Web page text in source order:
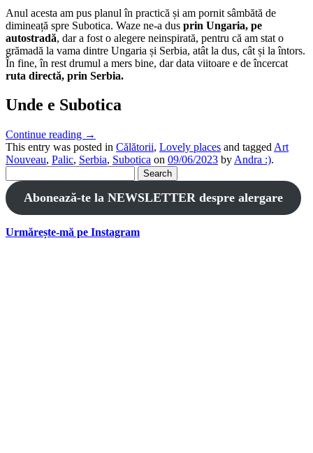
Anul acesta am pus planul în practică și am pornit sâmbătă de
dimineață spre Subotica. Waze ne-a dus prin Ungaria, pe
autostradă, dar a fost o alegere neinspirată, pentru că am stat o
grămadă la vama dintre Ungaria și Serbia, atât la dus, cât și la întors.
În fine, în rest drumul a mers bine, dar data viitoare e de încercat
ruta directă, prin Serbia.
Unde e Subotica
Continue reading →
This entry was posted in Călătorii, Lovely places and tagged Art
Nouveau, Palic, Serbia, Subotica on 09/06/2023 by Andra :).
for:
Abonează-te la NEWSLETTER despre alergare
Urmărește-mă pe Instagram